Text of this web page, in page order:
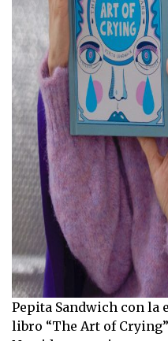
Pepita Sandwich con la
libro “The Art of